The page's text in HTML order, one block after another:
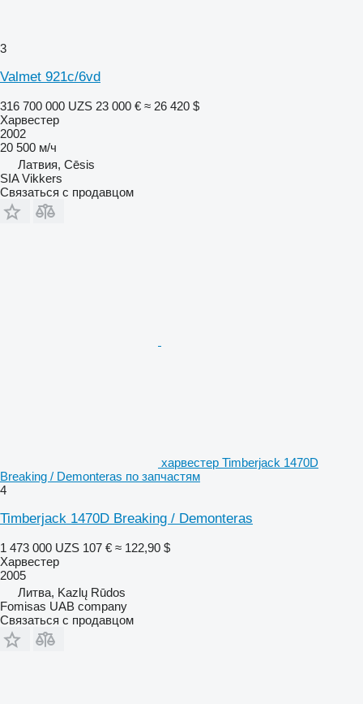
3
Valmet 921c/6vd
316 700 000 UZS 23 000 € ≈ 26 420 $
Харвестер
2002
20 500 м/ч
Латвия, Cēsis
SIA Vikkers
Связаться с продавцом
харвестер Timberjack 1470D
Breaking / Demonteras по запчастям
4
Timberjack 1470D Breaking / Demonteras
1 473 000 UZS 107 € ≈ 122,90 $
Харвестер
2005
Литва, Kazlų Rūdos
Fomisas UAB company
Связаться с продавцом